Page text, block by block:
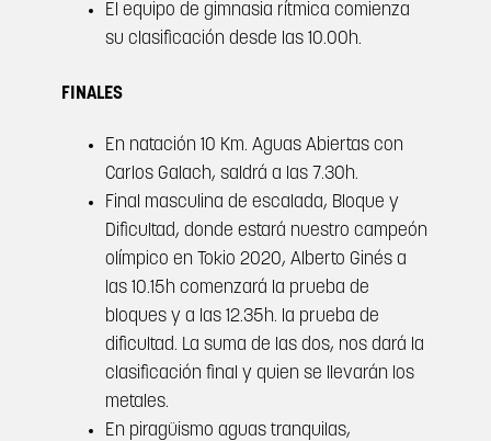
El equipo de gimnasia rítmica comienza
su clasificación desde las 10.00h.
FINALES
En natación 10 Km. Aguas Abiertas con
Carlos Galach, saldrá a las 7.30h.
Final masculina de escalada, Bloque y
Dificultad, donde estará nuestro campeón
olímpico en Tokio 2020, Alberto Ginés a
las 10.15h comenzará la prueba de
bloques y a las 12.35h. la prueba de
dificultad. La suma de las dos, nos dará la
clasificación final y quien se llevarán los
metales.
En piragüismo aguas tranquilas,